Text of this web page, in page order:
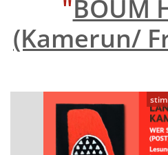
"BOUM
(Kamerun/